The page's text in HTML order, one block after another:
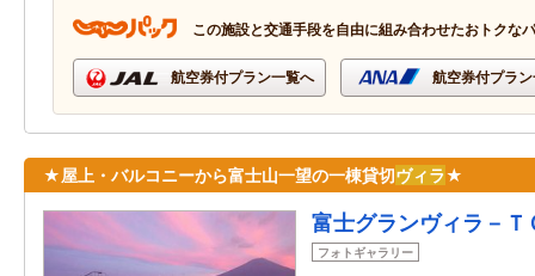
この施設と交通手段を自由に組み合わせたおトクな
航空券付プラン一覧へ 航空券付プラ
★屋上・バルコニーから富士山一望の一棟貸切ヴィラ★
富士グランヴィラ－Ｔ
フォトギャラリー